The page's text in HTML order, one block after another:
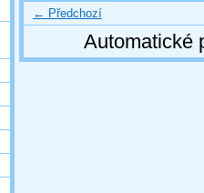
← Předchozí
Automatické